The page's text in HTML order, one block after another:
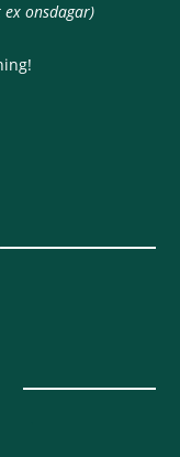
onsdagar)